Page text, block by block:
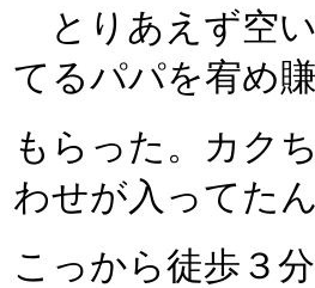
とりあえず空
てるパパを宥め
もらった。カク
わせが入ってた
こっから徒歩３